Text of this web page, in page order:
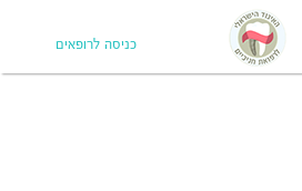
כניסה לרופאים